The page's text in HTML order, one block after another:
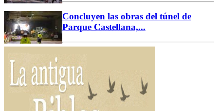
Concluyen las obras del túnel de
Parque Castellana,...